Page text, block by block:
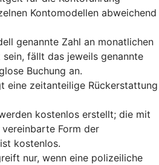
Kontomodellen abweichend
genannte Zahl an monatlichen
fällt das jeweils genannte
Buchung an.
eine zeitanteilige Rückerstattung
kostenlos erstellt; die mit
Form der
kostenlos.
nur, wenn eine polizeiliche